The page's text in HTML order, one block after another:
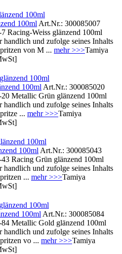
100ml Art.Nr.: 300085007
Racing-Weiss glänzend 100ml
handlich und zufolge seines Inhalts
von M ... mehr >>>Tamiya
100ml Art.Nr.: 300085020
Metallic Grün glänzend 100ml
handlich und zufolge seines Inhalts
... mehr >>>Tamiya
100ml Art.Nr.: 300085043
Racing Grün glänzend 100ml
handlich und zufolge seines Inhalts
... mehr >>>Tamiya
100ml Art.Nr.: 300085084
Metallic Gold glänzend 100ml
handlich und zufolge seines Inhalts
vo ... mehr >>>Tamiya